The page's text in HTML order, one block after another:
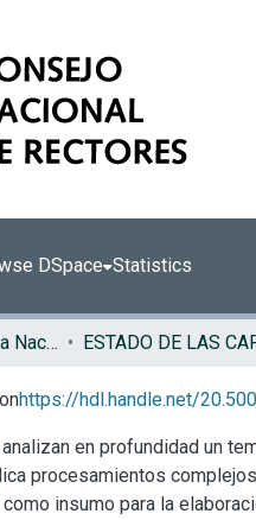
DSpace Statistics
Programa Estado de la Nación (PEN)
https://hdl.handle.net/
en profundidad un
procesamientos
insumo para la